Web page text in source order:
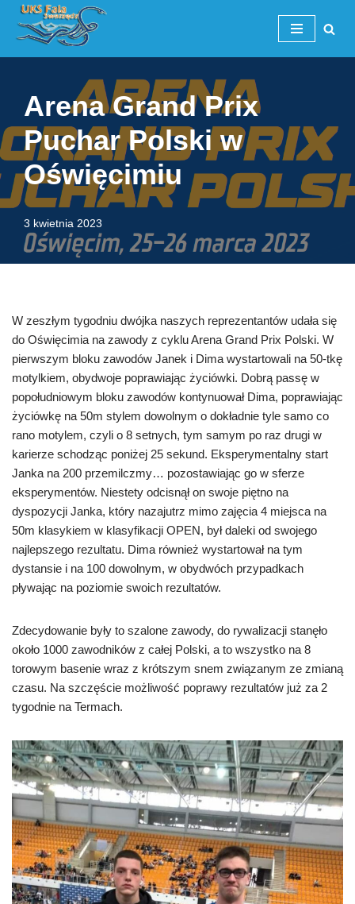
Przejdź
do
Arena Grand Prix
Puchar Polski w
Oświęcimiu
3 kwietnia 2023
W zeszłym tygodniu dwójka naszych reprezentantów udała się
do Oświęcimia na zawody z cyklu Arena Grand Prix Polski. W
pierwszym bloku zawodów Janek i Dima wystartowali na 50-tkę
motylkiem, obydwoje poprawiając życiówki. Dobrą passę w
popołudniowym bloku zawodów kontynuował Dima, poprawiając
życiówkę na 50m stylem dowolnym o dokładnie tyle samo co
rano motylem, czyli o 8 setnych, tym samym po raz drugi w
karierze schodząc poniżej 25 sekund. Eksperymentalny start
Janka na 200 przemilczmy… pozostawiając go w sferze
eksperymentów. Niestety odcisnął on swoje piętno na
dyspozycji Janka, który nazajutrz mimo zajęcia 4 miejsca na
50m klasykiem w klasyfikacji OPEN, był daleki od swojego
najlepszego rezultatu. Dima również wystartował na tym
dystansie i na 100 dowolnym, w obydwóch przypadkach
pływając na poziomie swoich rezultatów.
Zdecydowanie były to szalone zawody, do rywalizacji stanęło
około 1000 zawodników z całej Polski, a to wszystko na 8
torowym basenie wraz z krótszym snem związanym ze zmianą
czasu. Na szczęście możliwość poprawy rezultatów już za 2
tygodnie na Termach.